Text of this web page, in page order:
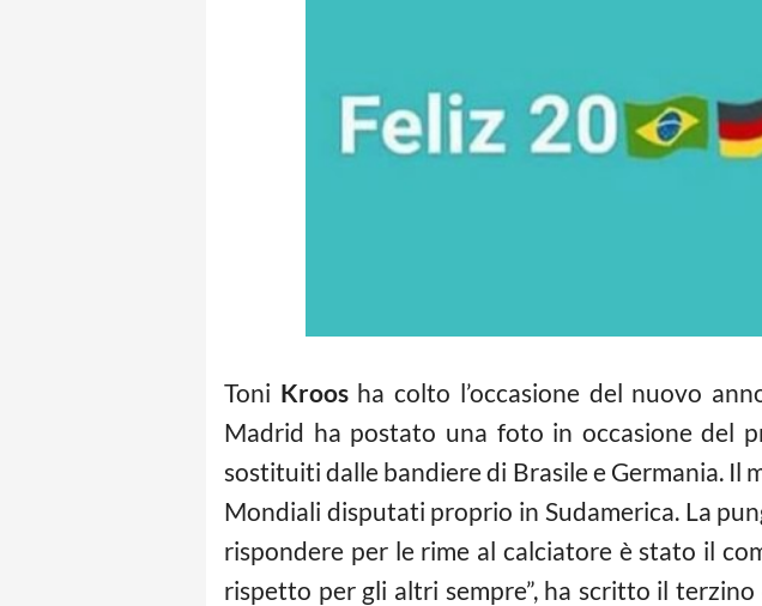
Toni Kroosha colto l’occasione del nuovo
Madrid ha postato una foto in occasione del
sostituiti dalle bandiere di Brasile e Germania. Il
Mondiali disputati proprio in Sudamerica. La
rispondere per le rime al calciatore è stato il
rispetto per gli altri sempre”, ha scritto il